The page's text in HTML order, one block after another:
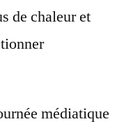
de chaleur et
médiatique